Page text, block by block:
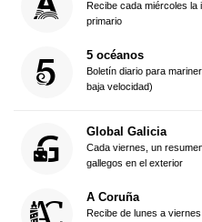
Recibe cada miércoles la
primario
5 océanos
Boletín diario para
baja velocidad)
Global Galicia
Cada viernes, un
gallegos en el exterior
A Coruña
Recibe de lunes a